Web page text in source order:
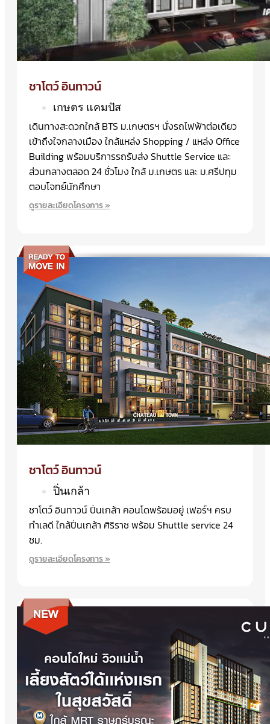
ชาโตว์ อินทาวน์
เกษตร แคมปัส
เดินทางสะดวกใกล้ BTS ม.เกษตรฯ นั่งรถไฟฟ้าต่อเดียว
เข้าถึงใจกลางเมือง ใกล้แหล่ง Shopping / แหล่ง Office
Building พร้อมบริการรถรับส่ง Shuttle Service และ
ส่วนกลางตลอด 24 ชั่วโมง ใกล้ ม.เกษตร และ ม.ศรีปทุม
ตอบโจทย์นักศึกษา
ดูรายละเอียดโครงการ »
ชาโตว์ อินทาวน์
ปิ่นเกล้า
ชาโตว์ อินทาวน์ ปิ่นเกล้า คอนโดพร้อมอยู่ เฟอร์ฯ ครบ
ทำเลดี ใกล้ปิ่นเกล้า ศิริราช พร้อม Shuttle service 24
ชม.
ดูรายละเอียดโครงการ »